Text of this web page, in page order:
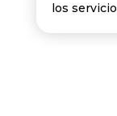
los